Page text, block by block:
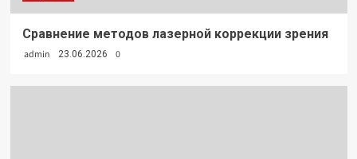
Сравнение методов лазерной коррекции зрения
admin 23.06.2026 0